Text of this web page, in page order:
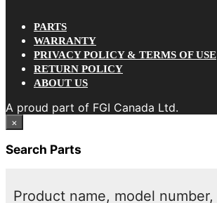
PARTS
WARRANTY
PRIVACY POLICY & TERMS OF USE
RETURN POLICY
ABOUT US
A proud part of FGI Canada Ltd.
×
Search Parts